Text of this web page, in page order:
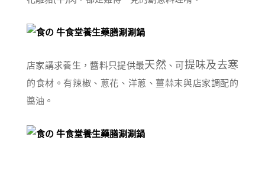
店家講求養生，醬料只提供最天然 、可提味及去寒
的食材。有辣椒、蔥花、洋蔥、薑蒜末與店家調配的
醬油。